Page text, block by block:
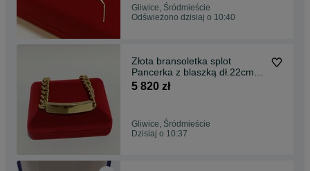
Gliwice, Śródmieście
Odświeżono dzisiaj o 10:40
Złota bransoletka splot
Pancerka z blaszką dł.22cm,
złoto próby 585
5 820 zł
Gliwice, Śródmieście
Dzisiaj o 10:37